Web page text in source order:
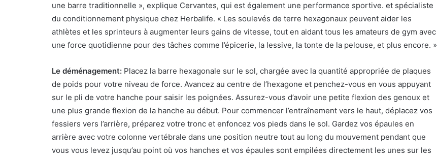
une barre traditionnelle », explique Cervantes, qui est également une performance sportive. et spécialiste
du conditionnement physique chez Herbalife. « Les soulevés de terre hexagonaux peuvent aider les
athlètes et les sprinteurs à augmenter leurs gains de vitesse, tout en aidant tous les amateurs de gym avec
une force quotidienne pour des tâches comme l’épicerie, la lessive, la tonte de la pelouse, et plus encore. »
Le déménagement: Placez la barre hexagonale sur le sol, chargée avec la quantité appropriée de plaques
de poids pour votre niveau de force. Avancez au centre de l’hexagone et penchez-vous en vous appuyant
sur le pli de votre hanche pour saisir les poignées. Assurez-vous d’avoir une petite flexion des genoux et
une plus grande flexion de la hanche au début. Pour commencer l’entraînement vers le haut, déplacez vos
fessiers vers l’arrière, préparez votre tronc et enfoncez vos pieds dans le sol. Gardez vos épaules en
arrière avec votre colonne vertébrale dans une position neutre tout au long du mouvement pendant que
vous vous levez jusqu’au point où vos hanches et vos épaules sont empilées directement les unes sur les